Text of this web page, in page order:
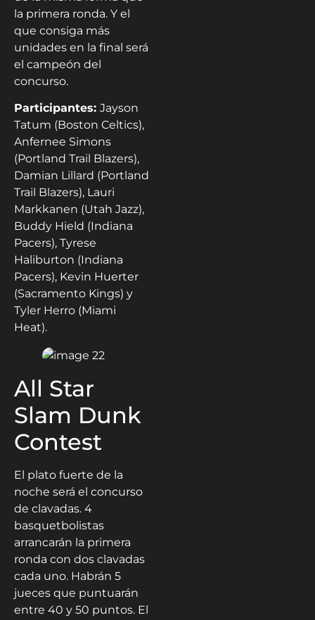
la primera ronda. Y el
que consiga más
unidades en la final será
el campeón del
concurso.
Participantes: Jayson
Tatum (Boston Celtics),
Anfernee Simons
(Portland Trail Blazers),
Damian Lillard (Portland
Trail Blazers), Lauri
Markkanen (Utah Jazz),
Buddy Hield (Indiana
Pacers), Tyrese
Haliburton (Indiana
Pacers), Kevin Huerter
(Sacramento Kings) y
Tyler Herro (Miami
Heat).
All Star
Slam Dunk
Contest
El plato fuerte de la
noche será el concurso
de clavadas. 4
basquetbolistas
arrancarán la primera
ronda con dos clavadas
cada uno. Habrán 5
jueces que puntuarán
entre 40 y 50 puntos. El